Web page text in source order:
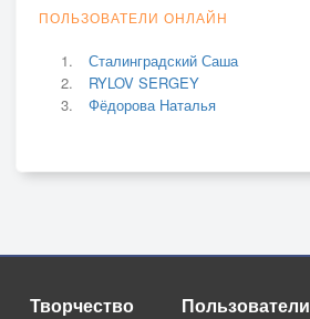
ПОЛЬЗОВАТЕЛИ ОНЛАЙН
Сталинградский Саша
RYLOV SERGEY
Фёдорова Наталья
Творчество Пользователи